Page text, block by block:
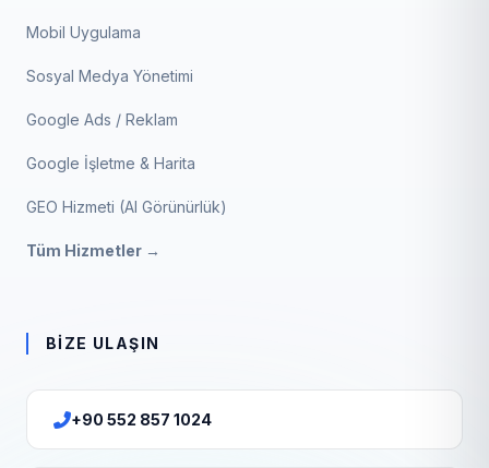
Mobil Uygulama
Sosyal Medya Yönetimi
Google Ads / Reklam
Google İşletme & Harita
GEO Hizmeti (AI Görünürlük)
Tüm Hizmetler →
BIZE ULAŞIN
+90 552 857 1024